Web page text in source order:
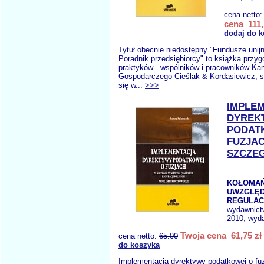
cena netto:
cena
dodaj do
Tytuł obecnie niedostępny "Fundusze
Poradnik przedsiębiorcy" to książka
praktyków - wspólników i pracowników
Gospodarczego Cieślak & Kordasiewicz,
się w... >>>
2010,
cena netto: 65.00 Twoja cena 61,75 zł
do koszyka
Implementacja dyrektywy podatkowej o